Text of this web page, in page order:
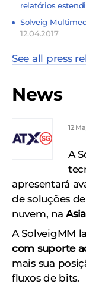
relatórios
Solveig
12.04.2017
See all press
News
12
A
apresentará
de soluções
nuvem, na
A SolveigMM
com suporte
mais sua
fluxos de bits.